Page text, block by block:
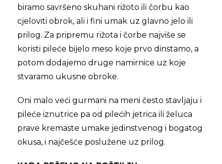
biramo savršeno skuhani rižoto ili čorbu kao
cjeloviti obrok, ali i fini umak uz glavno jelo ili
prilog. Za pripremu rižota i čorbe najviše se
koristi pileće bijelo meso koje prvo dinstamo, a
potom dodajemo druge namirnice uz koje
stvaramo ukusne obroke.
Oni malo veći gurmani na meni često stavljaju i
pileće iznutrice pa od pilećih jetrica ili želuca
prave kremaste umake jedinstvenog i bogatog
okusa, i najčešće poslužene uz prilog.